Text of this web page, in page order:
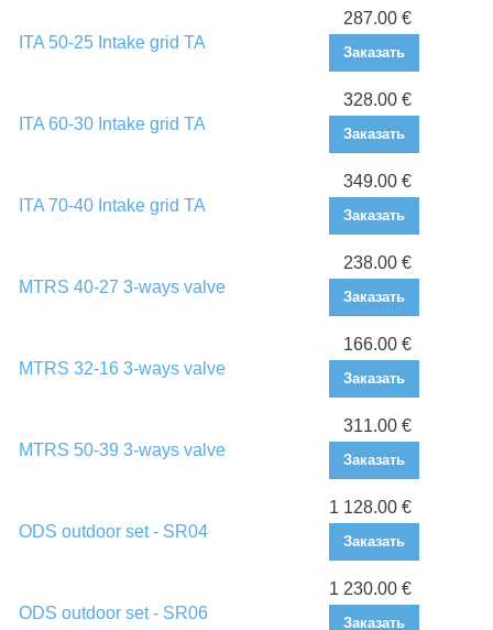
ITA 50-25 Intake grid TA
287.00 €
Заказать
ITA 60-30 Intake grid TA
328.00 €
Заказать
ITA 70-40 Intake grid TA
349.00 €
Заказать
MTRS 40-27 3-ways valve
238.00 €
Заказать
MTRS 32-16 3-ways valve
166.00 €
Заказать
MTRS 50-39 3-ways valve
311.00 €
Заказать
ODS outdoor set - SR04
1 128.00 €
Заказать
ODS outdoor set - SR06
1 230.00 €
Заказать